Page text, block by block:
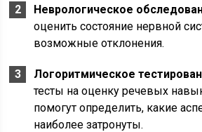
Неврологическое
оценить состояние нервной
возможные отклонения.
Логоритмическое
тесты на оценку речевых
помогут определить, какие
наиболее затронуты.